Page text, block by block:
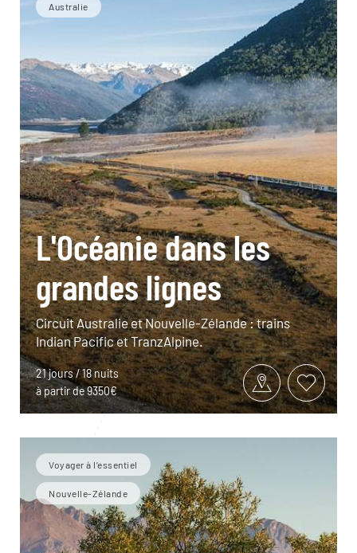
Australie
L'Océanie dans les
grandes lignes
Circuit Australie et Nouvelle-Zélande : trains
Indian Pacific et TranzAlpine.
21 jours / 18 nuits
à partir de 9350€
Voyager à l’essentiel
Nouvelle-Zélande